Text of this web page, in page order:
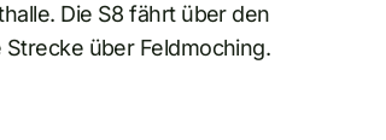
Die S8 fährt über den
über Feldmoching.